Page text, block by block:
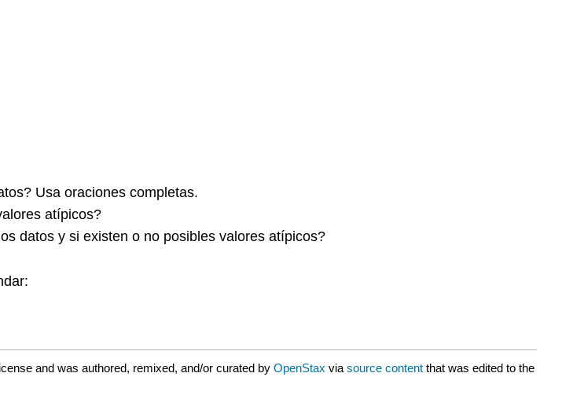
Usa oraciones completas.
atípicos?
datos y si existen o no posibles valores atípicos?
and was authored, remixed, and/or curated by OpenStax via source content that was edited to the